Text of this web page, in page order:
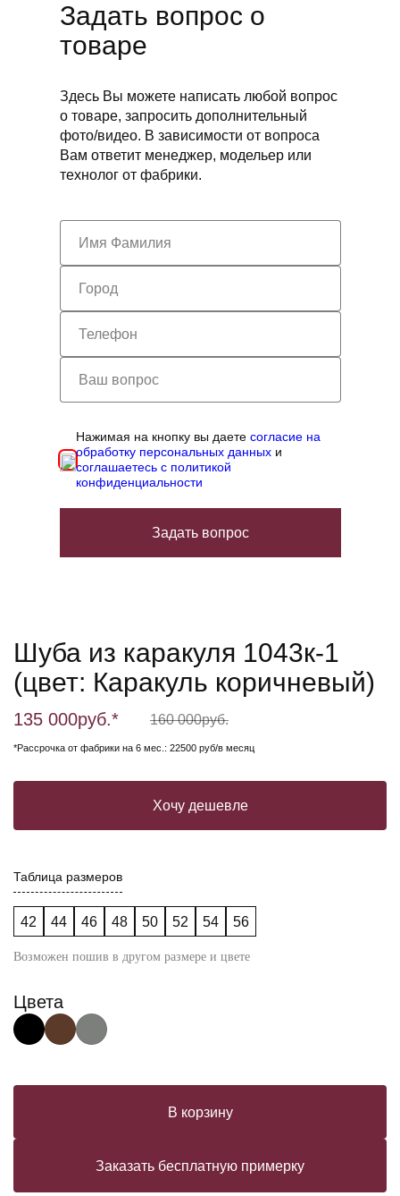
Задать вопрос о
товаре
Здесь Вы можете написать любой вопрос
о товаре, запросить дополнительный
фото/видео. В зависимости от вопроса
Вам ответит менеджер, модельер или
технолог от фабрики.
Нажимая на кнопку вы даетесогласие на
обработку персональных данных и
соглашаетесь с политикой
конфиденциальности
Задать вопрос
Шуба из каракуля 1043к-1
(цвет: Каракуль коричневый)
135 000руб.* 160 000руб.
*Рассрочка от фабрики на 6 мес.: 22500 руб/в месяц
Хочу дешевле
Таблица размеров
42 44 46 48 50 52 54 56
Возможен пошив в другом размере и цвете
Цвета
В корзину
Заказать бесплатную примерку